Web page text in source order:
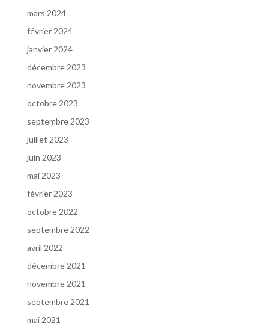
mars 2024
février 2024
janvier 2024
décembre 2023
novembre 2023
octobre 2023
septembre 2023
juillet 2023
juin 2023
mai 2023
février 2023
octobre 2022
septembre 2022
avril 2022
décembre 2021
novembre 2021
septembre 2021
mai 2021